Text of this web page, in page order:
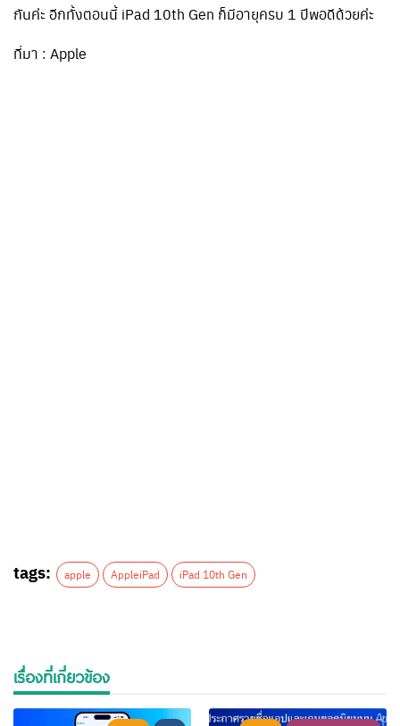
กันค่ะ อีกทั้งตอนนี้ iPad 10th Gen ก็มีอายุครบ 1 ปีพอดีด้วยค่ะ
ที่มา : Apple
tags: apple AppleiPad iPad 10th Gen
เรื่องที่เกี่ยวข้อง